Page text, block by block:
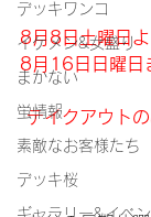
デッキワンコ
イケメン&女盛り
まかない
蛍情報
素敵なお客様たち
デッキ桜
ギャラリー&イベ
8月8日土曜日よ
8月16日日曜日
テイクアウト